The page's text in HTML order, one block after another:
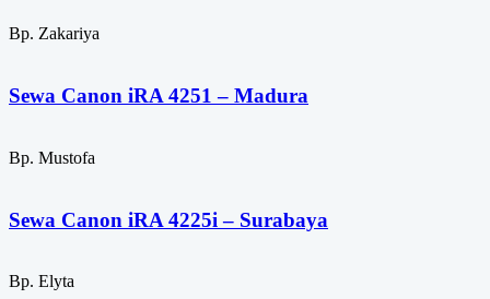
Bp. Zakariya
Sewa Canon iRA 4251 – Madura
Bp. Mustofa
Sewa Canon iRA 4225i – Surabaya
Bp. Elyta